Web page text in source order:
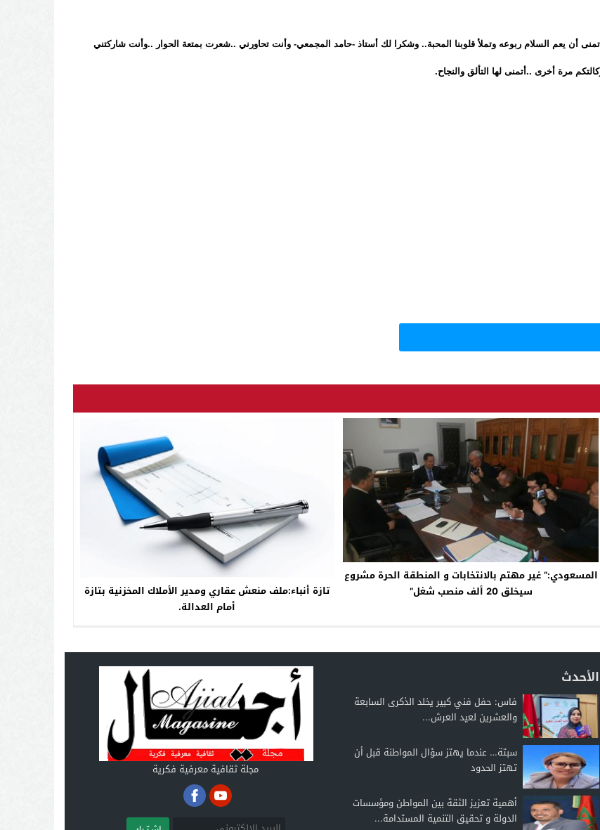
أن يعم السلام ربوعه وتملأ قلوبنا المحبة.. وشكرا لك أستاذ -حامد المجمعي- وأنت تحاورني ..شعرت بمتعة الحوار ..وأنت شاركتني
مرة أخرى ..أتمنى لها التألق والنجاح.
المسعودي:” غير مهتم بالانتخابات و المنطقة الحرة مشروع
سيخلق 20 ألف منصب شغل”
تازة أنباء:ملف منعش عقاري ومدير الأملاك المخزنية بتازة
أمام العدالة.
الأحدث
فاس: حفل فني كبير يخلد الذكرى السابعة
والعشرين لعيد العرش...
سبتة… عندما يهتز سؤال المواطنة قبل أن
تهتز الحدود
أهمية تعزيز الثقة بين المواطن ومؤسسات
الدولة و تحقيق التنمية المستدامة...
مجلة ثقافية معرفية فكرية